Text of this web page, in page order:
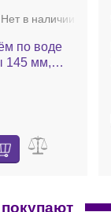
Нет в наличии
по воде
145 мм,